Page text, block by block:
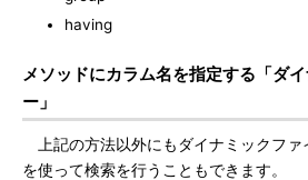
having
メソッドにカラム名を指定する「ダ
ー」
上記の方法以外にもダイナミックファ
を使って検索を行うこともできます。